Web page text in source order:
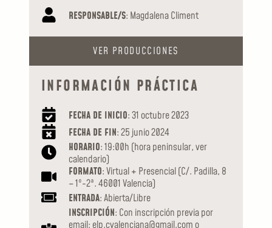
RESPONSABLE/S: Magdalena Climent
VER PRODUCCIONES
INFORMACIÓN PRÁCTICA
FECHA DE INICIO: 31 octubre 2023
FECHA DE FIN: 25 junio 2024
HORARIO: 19:00h (hora peninsular, ver
calendario)
FORMATO: Virtual + Presencial (C/. Padilla, 8
– 1º-2ª. 46001 Valencia)
ENTRADA: Abierta/Libre
INSCRIPCIÓN: Con inscripción previa por
email: elp.cvalenciana@gmail.com o